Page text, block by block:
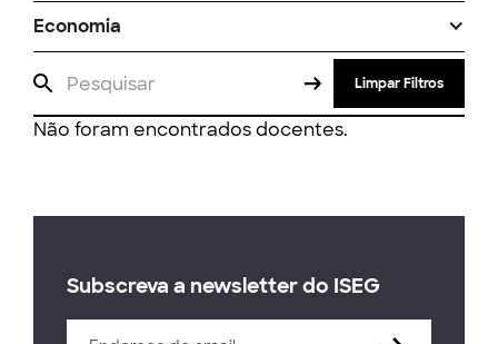
Economia
Limpar Filtros
Não foram encontrados docentes.
Subscreva a newsletter do ISEG